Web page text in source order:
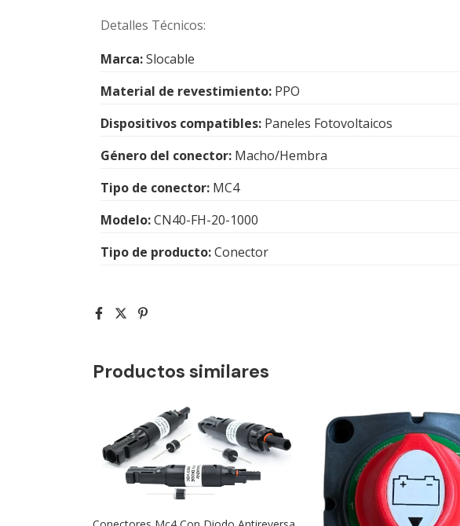
Detalles Técnicos:
Marca:Slocable
Material de revestimiento: PPO
Dispositivos compatibles: Paneles Fotovoltaicos
Género del conector: Macho/Hembra
Tipo de conector: MC4
Modelo:CN40-FH-20-1000
Tipo de producto:Conector
Productos similares